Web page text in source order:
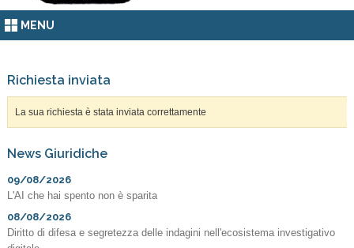
MENU
Richiesta inviata
La sua richiesta è stata inviata correttamente
News Giuridiche
09/08/2026
L'AI che hai spento non è sparita
08/08/2026
Diritto di difesa e segretezza delle indagini nell'ecosistema investigativo